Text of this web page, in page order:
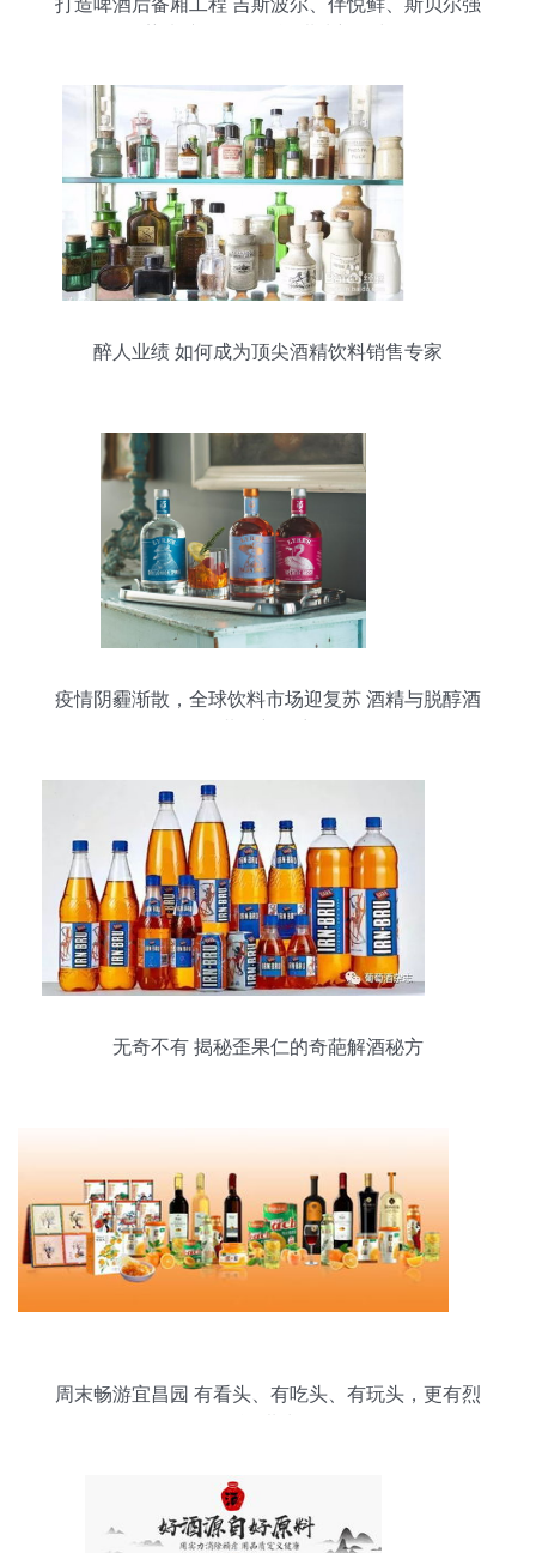
打造啤酒后备厢工程 吉斯波尔、伴悦鲜、斯贝尔强
醉人业绩 如何成为顶尖酒精饮料销售专家
疫情阴霾渐散，全球饮料市场迎复苏 酒精与脱醇酒
无奇不有 揭秘歪果仁的奇葩解酒秘方
周末畅游宜昌园 有看头、有吃头、有玩头，更有烈